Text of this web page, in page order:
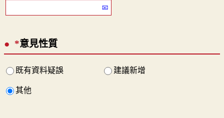
*意見性質
既有資料疑誤 建議新增
其他